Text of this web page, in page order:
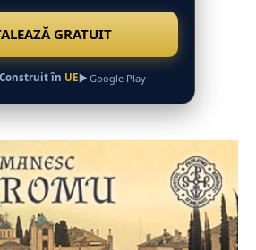
GRATUIT
Construit în UE Google Play